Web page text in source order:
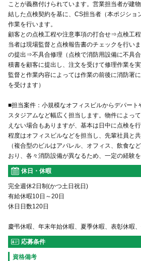
ことが義務付けられています。営業担当者が建
結した点検契約を基に、CS担当者（本ポジショ
作業を行います。
顧客との点検工程や注意事項の打合せ⇒点検工
当者は現場監督と点検報告書のチェックを行い
の提出⇒不具合修理（点検で消防用設備に不具
積書を顧客に提出し、注文を受けて修理作業を
監督と作業内容によっては作業の前後に消防署
を受けます）
■担当案件：小規模なオフィスビルからデパート
スタジアムなど幅広く担当します。物件によっ
えない場合もありますが、基本は日中に点検を
程度はオフィスビルなどを担当し、先輩社員と
（複合型のビルはアパレル、オフィス、飲食な
おり、各々消防設備が異なるため、一定の経験
休日・休暇
完全週休2日制(かつ土日祝日)
有給休暇10日～20日
休日日数120日
慶弔休暇、年末年始休暇、夏季休暇、表彰休暇
応募条件
資格備考